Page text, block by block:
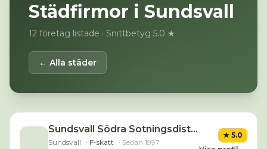
Städfirmor i Sundsvall
12 företag listade · Snittbetyg 5.0 ★
← Alla städer
Sundsvall Södra Sotningsdistrikt AB
Sundsvall · F-skatt · Sedan 1997
★ 5.0